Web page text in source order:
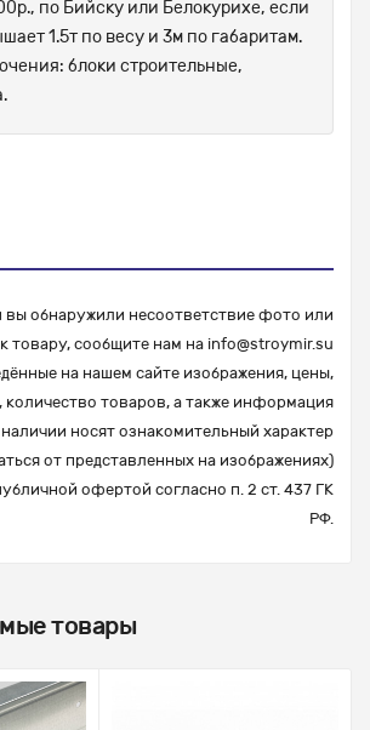
по Бийску или Белокурихе, если
1.5т по весу и 3м по габаритам.
блоки строительные,
вы обнаружили несоответствие фото или
товару, сообщите нам на info@stroymir.su
на нашем сайте изображения, цены,
количество товаров, а также информация
носят ознакомительный характер
от представленных на изображениях)
офертой согласно п. 2 ст. 437 ГК
РФ.
товары